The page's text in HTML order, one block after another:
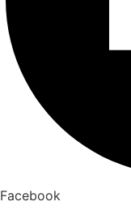
Facebook